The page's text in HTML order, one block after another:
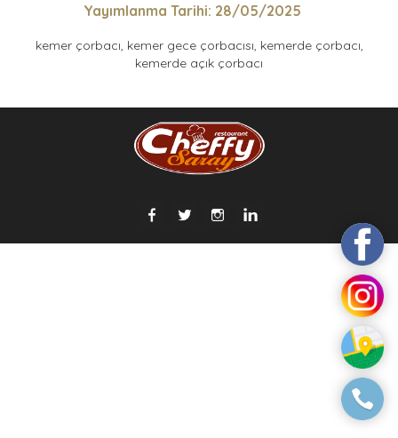
Yayımlanma Tarihi: 28/05/2025
kemer çorbacı, kemer gece çorbacısı, kemerde çorbacı,
kemerde açık çorbacı